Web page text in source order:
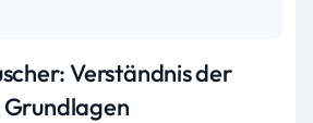
Verständnis der